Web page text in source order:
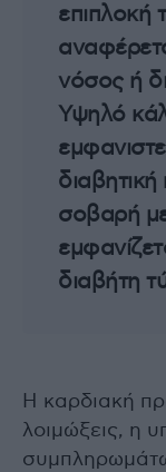
επιπλοκή
νόσος ή
Υψηλό
σοβαρή
διαβήτη
Η καρδιακή
λοιμώξεις, η